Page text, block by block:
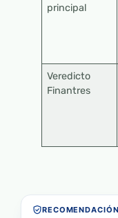
principal
Veredicto
Finantres